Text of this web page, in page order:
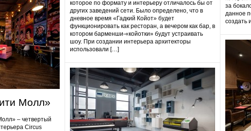
Молл»
– четвертый
Circus
которое по формату и интерьеру отличалось бы от
других заведений сети. Было определено, что в
дневное время «Гадкий Койот» будет
функционировать как ресторан, а вечером как бар, в
котором барменши-«койотки» будут устраивать
шоу. При создании интерьера архитекторы
использовали […]
за
данное
создать